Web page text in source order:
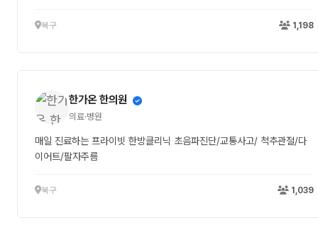
북구 1,198
한가온 한의원
의료·병원
매일 진료하는 프라이빗 한방클리닉 초음파진단/교통사고/ 척추관절/다
이어트/팔자주름
북구 1,039